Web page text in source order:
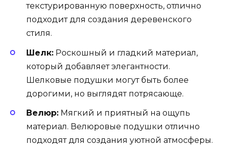
текстурированную поверхность, отлично
подходит для создания деревенского
стиля.
Шелк: Роскошный и гладкий материал,
который добавляет элегантности.
Шелковые подушки могут быть более
дорогими, но выглядят потрясающе.
Велюр: Мягкий и приятный на ощупь
материал. Велюровые подушки отлично
подходят для создания уютной атмосферы.